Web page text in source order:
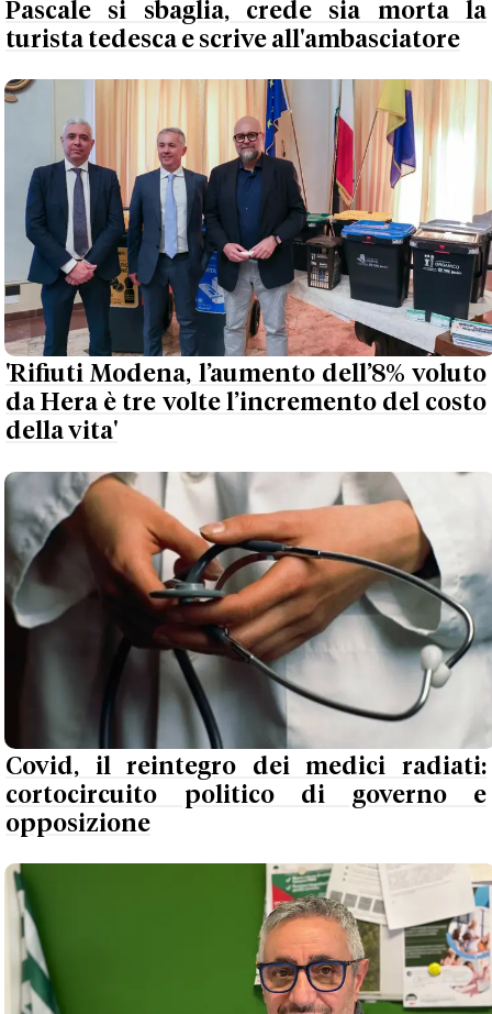
Pascale si sbaglia, crede sia morta la
turista tedesca e scrive all'ambasciatore
'Rifiuti Modena, l’aumento dell’8% voluto
da Hera è tre volte l’incremento del costo
della vita'
Covid, il reintegro dei medici radiati:
cortocircuito politico di governo e
opposizione